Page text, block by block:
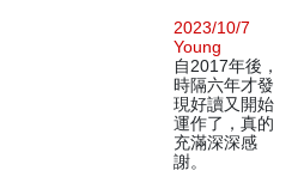
2023/10/7
Young
自2017年後，
時隔六年才發
現好讀又開始
運作了，真的
充滿深深感
謝。